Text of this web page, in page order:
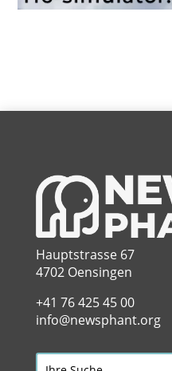
Hauptstrasse 67
4702 Oensingen
+41 76 425 45 00
info@newsphant.org